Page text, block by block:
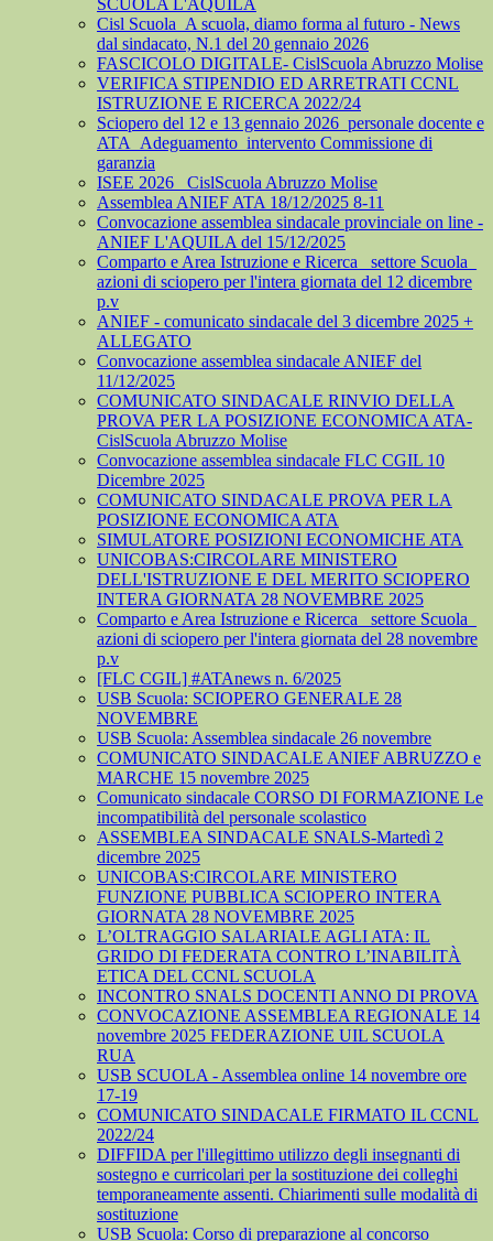
SCUOLA L'AQUILA
Cisl Scuola_A scuola, diamo forma al futuro - News
dal sindacato, N.1 del 20 gennaio 2026
FASCICOLO DIGITALE- CislScuola Abruzzo Molise
VERIFICA STIPENDIO ED ARRETRATI CCNL
ISTRUZIONE E RICERCA 2022/24
Sciopero del 12 e 13 gennaio 2026_personale docente e
ATA_Adeguamento_intervento Commissione di
garanzia
ISEE 2026_ CislScuola Abruzzo Molise
Assemblea ANIEF ATA 18/12/2025 8-11
Convocazione assemblea sindacale provinciale on line -
ANIEF L'AQUILA del 15/12/2025
Comparto e Area Istruzione e Ricerca_ settore Scuola_
azioni di sciopero per l'intera giornata del 12 dicembre
p.v
ANIEF - comunicato sindacale del 3 dicembre 2025 +
ALLEGATO
Convocazione assemblea sindacale ANIEF del
11/12/2025
COMUNICATO SINDACALE RINVIO DELLA
PROVA PER LA POSIZIONE ECONOMICA ATA-
CislScuola Abruzzo Molise
Convocazione assemblea sindacale FLC CGIL 10
Dicembre 2025
COMUNICATO SINDACALE PROVA PER LA
POSIZIONE ECONOMICA ATA
SIMULATORE POSIZIONI ECONOMICHE ATA
UNICOBAS:CIRCOLARE MINISTERO
DELL'ISTRUZIONE E DEL MERITO SCIOPERO
INTERA GIORNATA 28 NOVEMBRE 2025
Comparto e Area Istruzione e Ricerca_ settore Scuola_
azioni di sciopero per l'intera giornata del 28 novembre
p.v
[FLC CGIL] #ATAnews n. 6/2025
USB Scuola: SCIOPERO GENERALE 28
NOVEMBRE
USB Scuola: Assemblea sindacale 26 novembre
COMUNICATO SINDACALE ANIEF ABRUZZO e
MARCHE 15 novembre 2025
Comunicato sindacale CORSO DI FORMAZIONE Le
incompatibilità del personale scolastico
ASSEMBLEA SINDACALE SNALS-Martedì 2
dicembre 2025
UNICOBAS:CIRCOLARE MINISTERO
FUNZIONE PUBBLICA SCIOPERO INTERA
GIORNATA 28 NOVEMBRE 2025
L’OLTRAGGIO SALARIALE AGLI ATA: IL
GRIDO DI FEDERATA CONTRO L’INABILITÀ
ETICA DEL CCNL SCUOLA
INCONTRO SNALS DOCENTI ANNO DI PROVA
CONVOCAZIONE ASSEMBLEA REGIONALE 14
novembre 2025 FEDERAZIONE UIL SCUOLA
RUA
USB SCUOLA - Assemblea online 14 novembre ore
17-19
COMUNICATO SINDACALE FIRMATO IL CCNL
2022/24
DIFFIDA per l'illegittimo utilizzo degli insegnanti di
sostegno e curricolari per la sostituzione dei colleghi
temporaneamente assenti. Chiarimenti sulle modalità di
sostituzione
USB Scuola: Corso di preparazione al concorso